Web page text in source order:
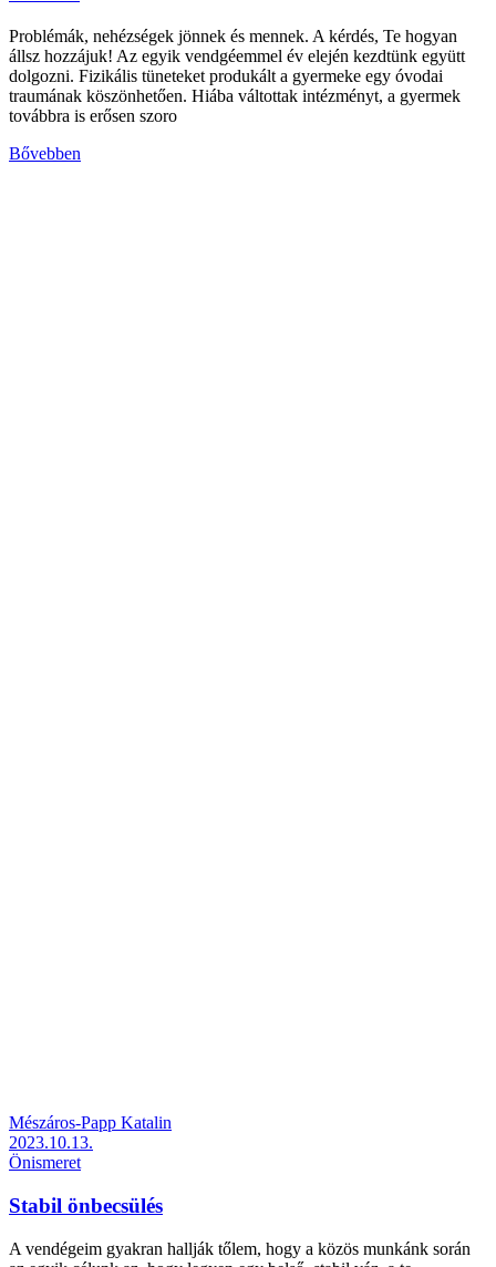
Problémák, nehézségek jönnek és mennek. A kérdés, Te hogyan
állsz hozzájuk! Az egyik vendgéemmel év elején kezdtünk együtt
dolgozni. Fizikális tüneteket produkált a gyermeke egy óvodai
traumának köszönhetően. Hiába váltottak intézményt, a gyermek
továbbra is erősen szoro
Bővebben
Mészáros-Papp Katalin
2023.10.13.
Önismeret
Stabil önbecsülés
A vendégeim gyakran hallják tőlem, hogy a közös munkánk során